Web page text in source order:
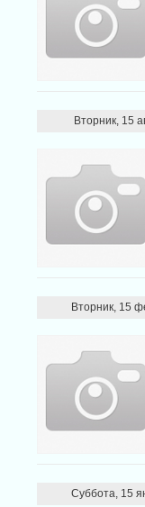
Вторник, 15
Вторник, 15
Суббота, 15